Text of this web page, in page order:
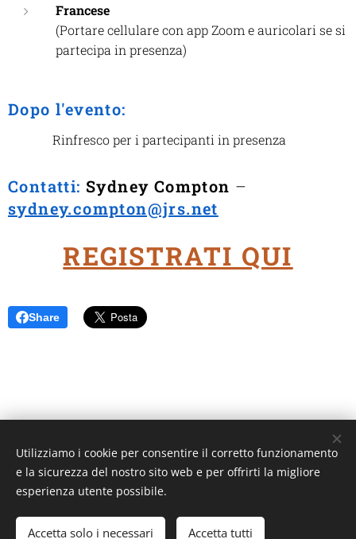
Francese
(Portare cellulare con app Zoom e auricolari se si
partecipa in presenza)
Dopo l'evento:
Rinfresco per i partecipanti in presenza
Contatti: Sydney Compton –
sydney.compton@jrs.net
REGISTRATI QUI
Share
Unione Superiori Generali - Via dei Penitenzieri 19 -00193 ROMA
Cookies
Lingue
Utilizziamo i cookie per consentire il corretto funzionamento
e la sicurezza del nostro sito web e per offrirti la migliore
esperienza utente possibile.
Accetta solo i necessari Accetta tutti